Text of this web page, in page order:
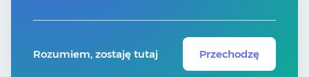
Rozumiem, zostaję tutaj Przechodzę